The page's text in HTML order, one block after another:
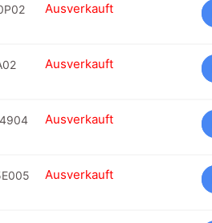
Ausverkauft
Ausverkauft
Ausverkauft
Ausverkauft